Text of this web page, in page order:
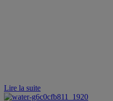
Lire la suite